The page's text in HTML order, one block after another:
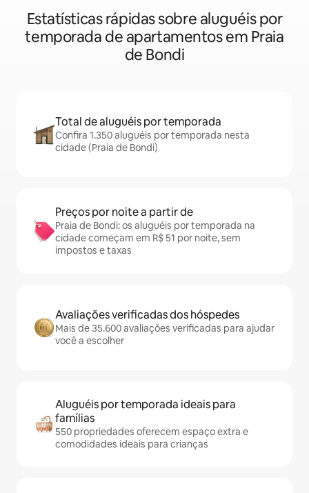
Estatísticas rápidas sobre aluguéis por
temporada de apartamentos em Praia
de Bondi
Total de aluguéis por temporada
Confira 1.350 aluguéis por temporada nesta
cidade (Praia de Bondi)
Preços por noite a partir de
Praia de Bondi: os aluguéis por temporada na
cidade começam em R$ 51 por noite, sem
impostos e taxas
Avaliações verificadas dos hóspedes
Mais de 35.600 avaliações verificadas para ajudar
você a escolher
Aluguéis por temporada ideais para
famílias
550 propriedades oferecem espaço extra e
comodidades ideais para crianças